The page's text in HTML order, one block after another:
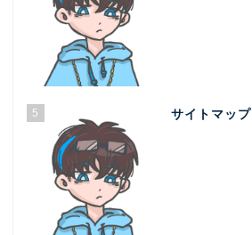
5 サイトマップ